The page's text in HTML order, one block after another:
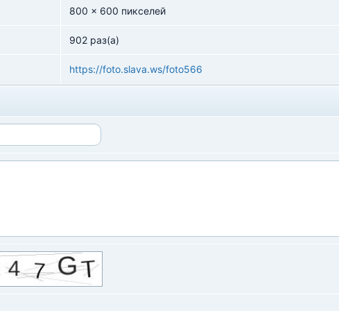
800 x 600 пикселей
902 раз(а)
https://foto.slava.ws/foto566